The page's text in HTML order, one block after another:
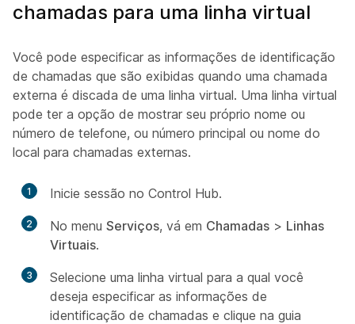
chamadas para uma linha virtual
Você pode especificar as informações de identificação
de chamadas que são exibidas quando uma chamada
externa é discada de uma linha virtual. Uma linha virtual
pode ter a opção de mostrar seu próprio nome ou
número de telefone, ou número principal ou nome do
local para chamadas externas.
1 Inicie sessão no Control Hub.
2 No menu Serviços, vá em Chamadas > Linhas
Virtuais.
3
Selecione uma linha virtual para a qual você
deseja especificar as informações de
identificação de chamadas e clique na guia